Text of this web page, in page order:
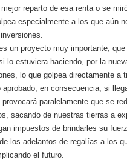
reparto de esa renta o se
especialmente a los que aún
un proyecto muy importante,
lo estuviera haciendo, por la
lo que golpea directamente a
aprobado, en consecuencia, si
paralelamente que se
sacando de nuestras tierras a
impuestos de brindarles su
los adelantos de regalías a los
el futuro.